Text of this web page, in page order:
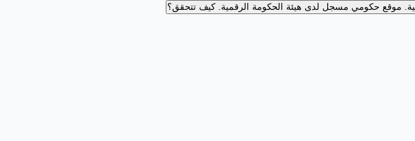
موقع حكومي مسجل لدى هيئة الحكومة الرقمية.كيف تتحقق؟